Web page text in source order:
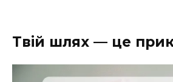
Твій шлях — це